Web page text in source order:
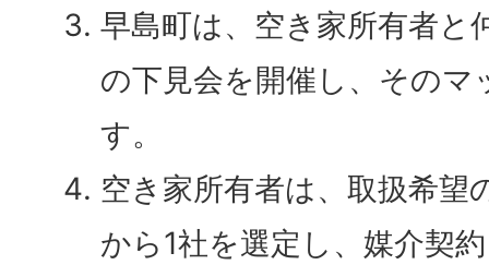
早島町は、空き家所有者と
の下見会を開催し、その
す。
空き家所有者は、取扱希望
から1社を選定し、媒介契